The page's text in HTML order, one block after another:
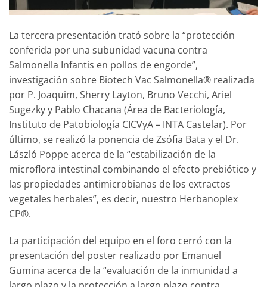
La tercera presentación trató sobre la “protección
conferida por una subunidad vacuna contra
Salmonella Infantis en pollos de engorde”,
investigación sobre Biotech Vac Salmonella® realizada
por P. Joaquim, Sherry Layton, Bruno Vecchi, Ariel
Sugezky y Pablo Chacana (Área de Bacteriología,
Instituto de Patobiología CICVyA – INTA Castelar). Por
último, se realizó la ponencia de Zsófia Bata y el Dr.
László Poppe acerca de la “estabilización de la
microflora intestinal combinando el efecto prebiótico y
las propiedades antimicrobianas de los extractos
vegetales herbales”, es decir, nuestro Herbanoplex
CP®.
La participación del equipo en el foro cerró con la
presentación del poster realizado por Emanuel
Gumina acerca de la “evaluación de la inmunidad a